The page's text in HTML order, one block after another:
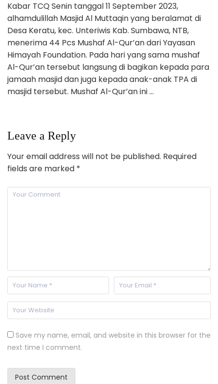
Kabar TCQ Senin tanggal 11 September 2023,
alhamdulillah Masjid Al Muttaqin yang beralamat di
Desa Keratu, kec. Unteriwis Kab. Sumbawa, NTB,
menerima 44 Pcs Mushaf Al-Qur’an dari Yayasan
Himayah Foundation. Pada hari yang sama mushaf
Al-Qur’an tersebut langsung di bagikan kepada para
jamaah masjid dan juga kepada anak-anak TPA di
masjid tersebut. Mushaf Al-Qur’an ini …
Leave a Reply
Your email address will not be published. Required
fields are marked *
Save my name, email, and website in this browser for the
next time I comment.